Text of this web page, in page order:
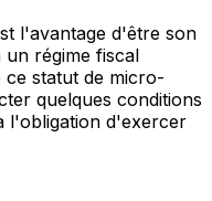
l'avantage d'être son
régime fiscal
ce statut de micro-
quelques conditions
l'obligation d'exercer